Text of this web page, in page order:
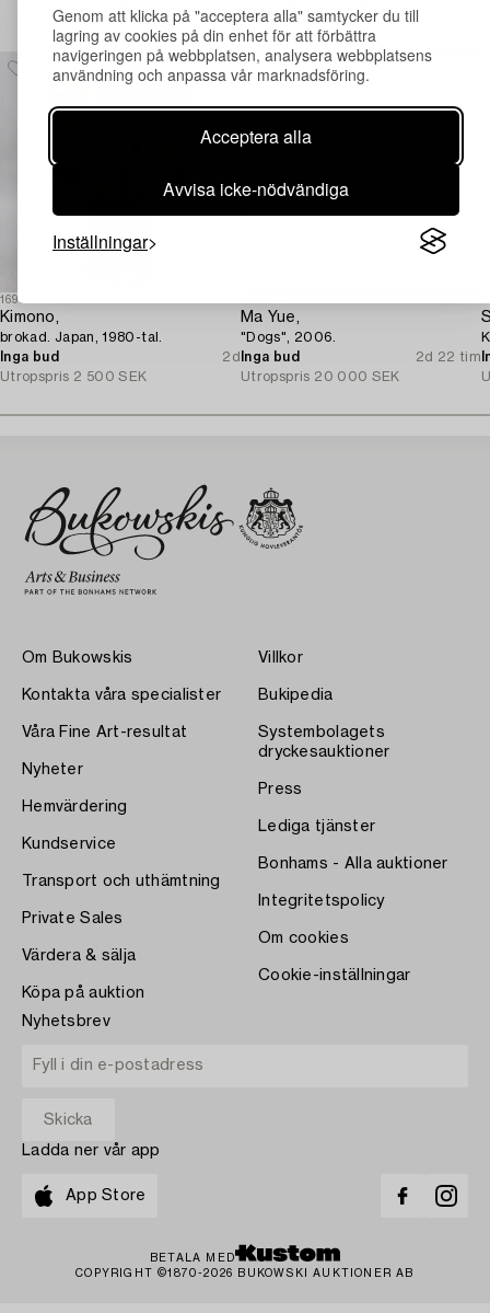
Genom att klicka på "acceptera alla" samtycker du till
lagring av cookies på din enhet för att förbättra
navigeringen på webbplatsen, analysera webbplatsens
användning och anpassa vår marknadsföring.
Acceptera alla
Avvisa icke-nödvändiga
Inställningar
Andra har även tittat på
1693410
Kimono,
brokad. Japan, 1980-tal.
Inga bud
2d
Utropspris 2 500 SEK
Ma Yue,
"Dogs", 2006.
Inga bud
2d 22 tim
Utropspris 20 000 SEK
Om Bukowskis
Kontakta våra specialister
Våra Fine Art-resultat
Nyheter
Hemvärdering
Kundservice
Transport och uthämtning
Private Sales
Värdera & sälja
Köpa på auktion
Villkor
Bukipedia
Systembolagets
dryckesauktioner
Press
Lediga tjänster
Bonhams - Alla auktioner
Integritetspolicy
Om cookies
Cookie-inställningar
Nyhetsbrev
Ladda ner vår app
App Store
BETALA MED
COPYRIGHT ©1870-2026 BUKOWSKI AUKTIONER AB